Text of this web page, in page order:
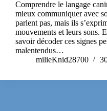
Comprendre le langage
mieux communiquer avec
parlent pas, mais ils
mouvements et leurs sons.
savoir décoder ces signes
malentendus…
milieKnid28700